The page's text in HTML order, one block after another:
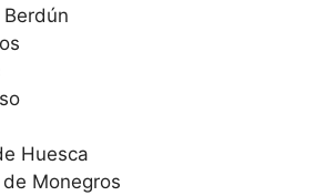
Huesca
Monegros